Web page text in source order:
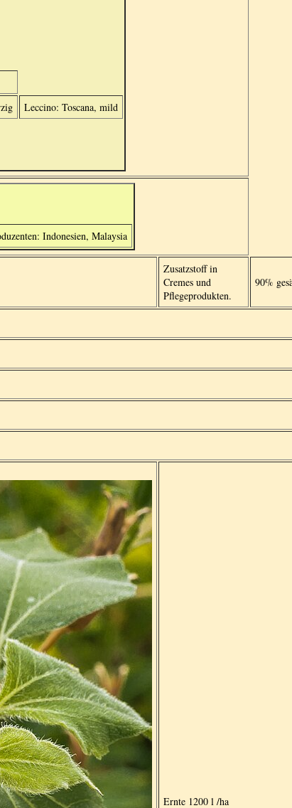
Leccino: Toscana, mild
Indonesien, Malaysia
Zusatzstoff in
Cremes und
Pﬂegeprodukten.
90%
Ernte 1200 l /ha